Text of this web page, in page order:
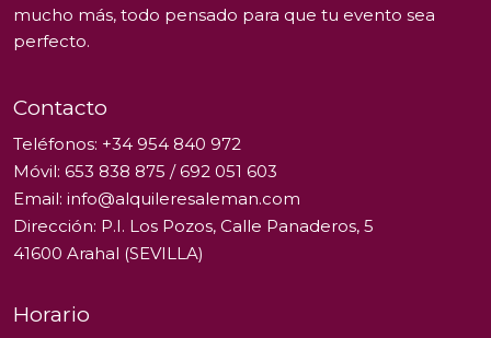
mucho más, todo pensado para que tu evento sea
perfecto.
Contacto
Teléfonos: +34 954 840 972
Móvil: 653 838 875 /692 051 603
Email: info@alquileresaleman.com
Dirección: P.I. Los Pozos, Calle Panaderos, 5
41600 Arahal (SEVILLA)
Horario